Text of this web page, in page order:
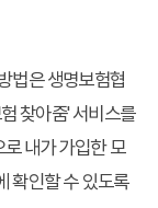
법은 생명보험협
찾아줌' 서비스를
내가 가입한 모
확인할 수 있도록